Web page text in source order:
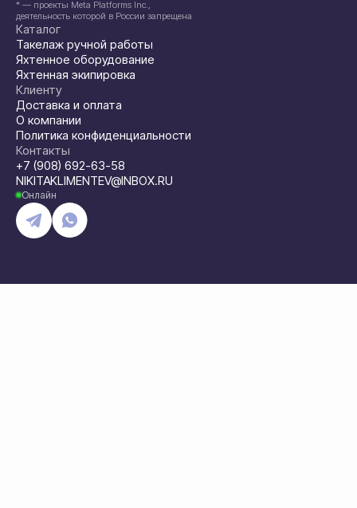
* — проекты Meta Platforms Inc.,
деятельность которой в России запрещена
Каталог
Такелаж ручной работы
Яхтенное оборудование
Яхтенная экипировка
Клиенту
Доставка и оплата
О компании
Политика конфиденциальности
Контакты
+7 (908) 692-63-58
NIKITAKLIMENTEV@INBOX.RU
Онлайн